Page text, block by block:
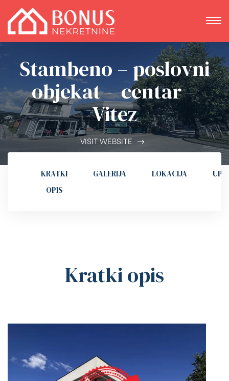
Stambeno – poslovni
objekat – centar –
Vitez
VISIT WEBSITE
KRATKI
OPIS
GALERIJA LOKACIJA UPIT
Kratki opis